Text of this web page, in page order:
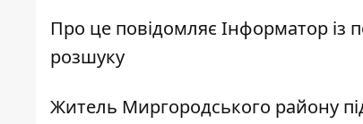
Про це повідомляє Інформатор із
розшуку
Житель Миргородського району